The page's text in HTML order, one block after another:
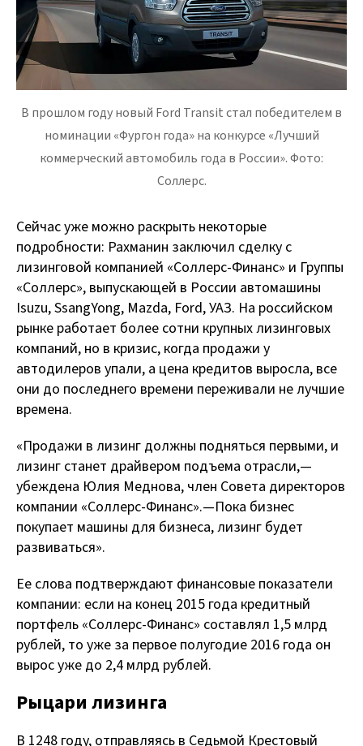
В прошлом году новый Ford Transit стал победителем в
номинации «Фургон года» на конкурсе «Лучший
коммерческий автомобиль года в России». Фото:
Соллерс.
Сейчас уже можно раскрыть некоторые
подробности: Рахманин заключил сделку с
лизинговой компанией «Соллерс-Финанс» и Группы
«Соллерс», выпускающей в России автомашины
Isuzu, SsangYong, Mazda, Ford, УАЗ. На российском
рынке работает более сотни крупных лизинговых
компаний, но в кризис, когда продажи у
автодилеров упали, а цена кредитов выросла, все
они до последнего времени переживали не лучшие
времена.
«Продажи в лизинг должны подняться первыми, и
лизинг станет драйвером подъема отрасли, —
убеждена Юлия Меднова, член Совета директоров
компании «Соллерс-Финанс». — Пока бизнес
покупает машины для бизнеса, лизинг будет
развиваться».
Ее слова подтверждают финансовые показатели
компании: если на конец 2015 года кредитный
портфель «Соллерс-Финанс» составлял 1,5 млрд
рублей, то уже за первое полугодие 2016 года он
вырос уже до 2,4 млрд рублей.
Рыцари лизинга
В 1248 году, отправляясь в Седьмой Крестовый